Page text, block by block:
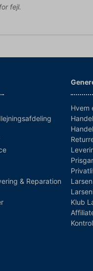
fejl.
& Reparation
Hvem
Klub